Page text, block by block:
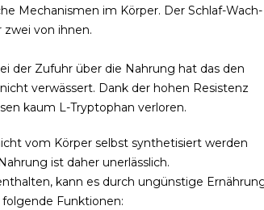
Mechanismen im Körper. Der Schlaf-Wach-
von ihnen.
der Zufuhr über die Nahrung hat das den
verwässert. Dank der hohen Resistenz
kaum L-Tryptophan verloren.
vom Körper selbst synthetisiert werden
ist daher unerlässlich.
kann es durch ungünstige
Funktionen: